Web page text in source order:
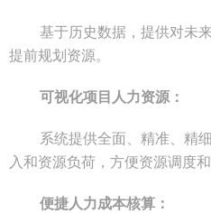
基于历史数据，提供对未
提前规划资源。
可视化项目人力资源：
系统提供全面、精准、精
入和资源负荷，方便资源调度和
便捷人力成本核算：